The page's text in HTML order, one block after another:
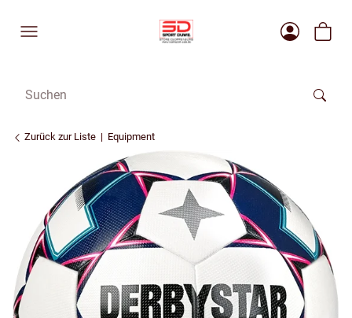
Zurück zur Liste Equipment